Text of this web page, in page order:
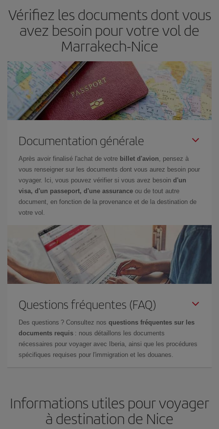
Vérifiez les documents dont vous
avez besoin pour votre vol de
Marrakech-Nice
Documentation générale
Après avoir finalisé l'achat de votre billet d'avion, pensez à
vous renseigner sur les documents dont vous aurez besoin pour
voyager. Ici, vous pouvez vérifier si vous avez besoin d'un
visa, d'un passeport, d'une assurance ou de tout autre
document, en fonction de la provenance et de la destination de
votre vol.
Questions fréquentes (FAQ)
Des questions ? Consultez nos questions fréquentes sur les
documents requis : nous détaillons les documents
nécessaires pour voyager avec Iberia, ainsi que les procédures
spécifiques requises pour l'immigration et les douanes.
Informations utiles pour voyager
à destination de Nice